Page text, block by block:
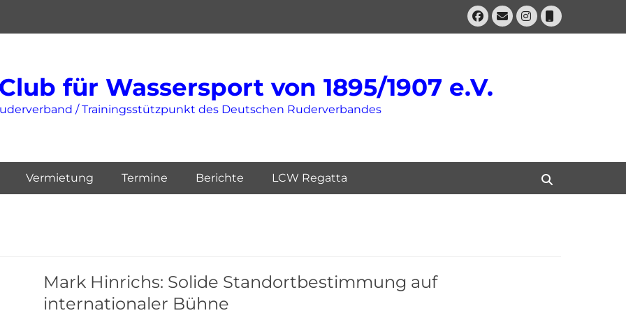
Facebook
E-
Mail
Instagram
Telefon
für Wassersport von 1895/1907 e.V.
/ Trainingsstützpunkt des Deutschen Ruderverbandes
Vermietung Termine Berichte LCW Regatta
Mark Hinrichs: Solide Standortbestimmung auf
internationaler Bühne